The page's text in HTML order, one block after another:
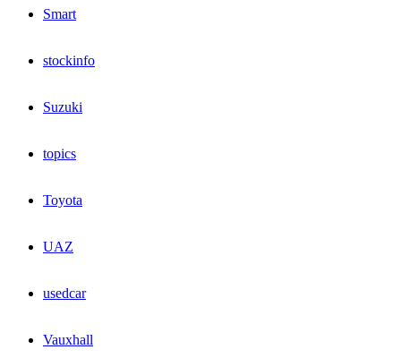
Smart
stockinfo
Suzuki
topics
Toyota
UAZ
usedcar
Vauxhall